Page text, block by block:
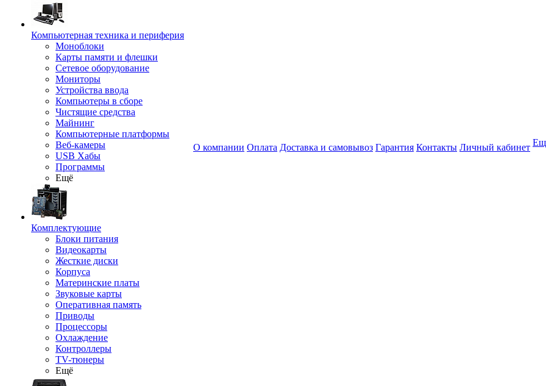
Компьютерная техника и периферия
Моноблоки
Карты памяти и флешки
Сетевое оборудование
Мониторы
Устройства ввода
Компьютеры в сборе
Чистящие средства
Майнинг
Компьютерные платформы
Веб-камеры
USB Хабы
Программы
Ещё
Комплектующие
Блоки питания
Видеокарты
Жесткие диски
Корпуса
Материнские платы
Звуковые карты
Оперативная память
Приводы
Процессоры
Охлаждение
Контроллеры
TV-тюнеры
Ещё
О компании Оплата Доставка и самовывоз Гарантия Контакты Личный кабинет